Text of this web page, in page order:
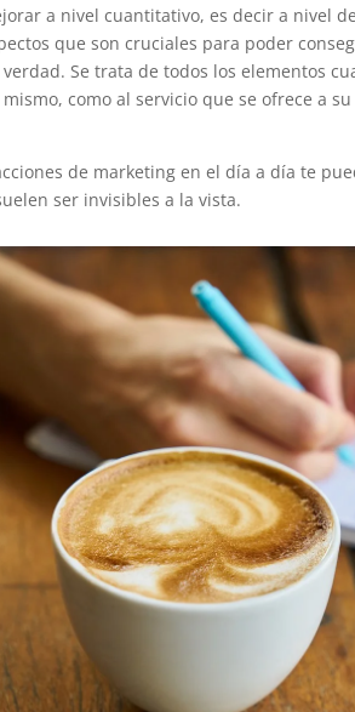
a nivel cuantitativo, es decir a nivel
que son cruciales para poder
Se trata de todos los elementos
como al servicio que se ofrece a
de marketing en el día a día te
ser invisibles a la vista.